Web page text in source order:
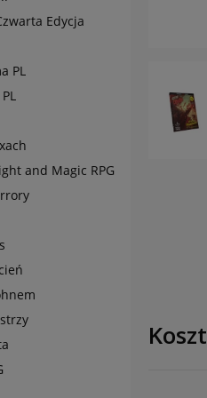
Edycja
PL
and Magic RPG